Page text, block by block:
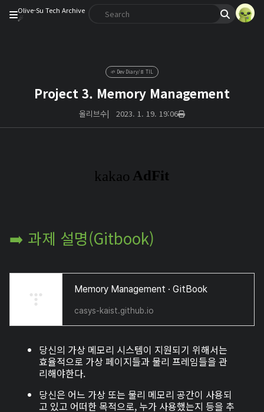
Olive-Su Tech Archive
☄︎
🌱 Dev Diary/📄 TIL
Project 3. Memory Management
올리브수| 2023. 1. 19. 19:06
➡️ 과제 설명(Gitbook)
Memory Management · GitBook
casys-kaist.github.io
당신의 가상 메모리 시스템이 지원되기 위해서는
효율적으로 가상 페이지들과 물리 프레임들을 관
리해야한다.
당신은 어느 가상 또는 물리 메모리 공간이 사용되
고 있고 어떠한 목적으로, 누가 사용했는지 등을 추